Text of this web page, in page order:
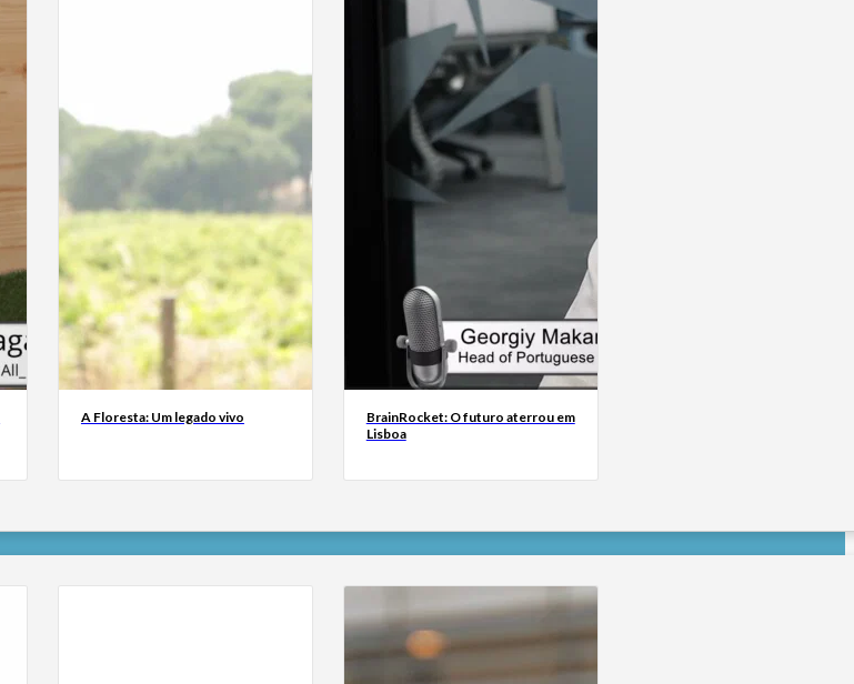
A Floresta: Um legado vivo
BrainRocket: O futuro aterrou em
Lisboa